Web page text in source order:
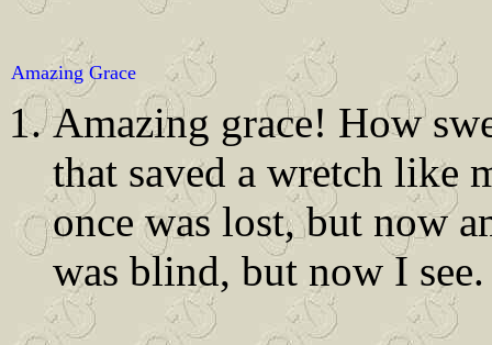
Amazing Grace
Amazing grace! How
that saved a wretch like
once was lost, but now
was blind, but now I see.